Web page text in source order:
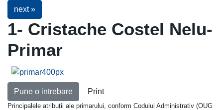
next »
1- Cristache Costel Nelu-
Primar
Pune o intrebare Print
Principalele atribuții ale primarului, conform Codului Administrativ (OUG